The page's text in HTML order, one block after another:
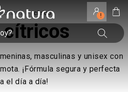
!
olfativa • cítrico
masculinas y unisex con
¡Fórmula segura y perfecta
el día a día!